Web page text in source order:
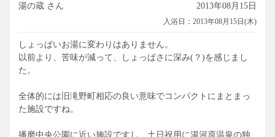
湯の蔵 さん 2013年08月15日
入浴日：2013年08月15日(木)
しょっぱいお湯に変わりはありません。
以前より、苦味が減って、しょっぱさに深み(？)を感じまし
た。
全体的には旧滝野町相応の良い意味でコンパクトにまとまっ
た施設ですね。
播磨中央公園に近い施設ですし、土日祝用に湯河原温泉の独